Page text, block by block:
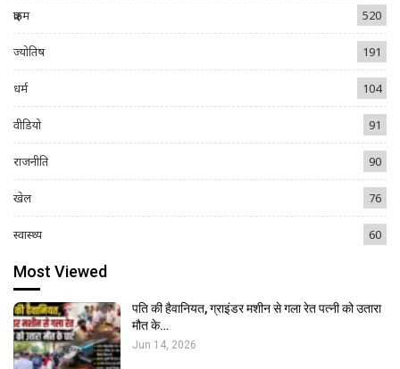
क्राइम 520
ज्योतिष 191
धर्म 104
वीडियो 91
राजनीति 90
खेल 76
स्वास्थ्य 60
Most Viewed
पति की हैवानियत, ग्राइंडर मशीन से गला रेत पत्नी को उतारा
मौत के…
Jun 14, 2026